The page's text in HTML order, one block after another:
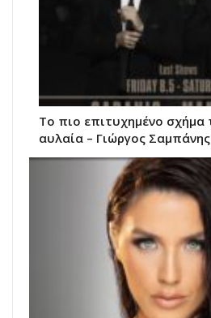
Το πιο επιτυχημένο σχήμα
αυλαία – Γιώργος